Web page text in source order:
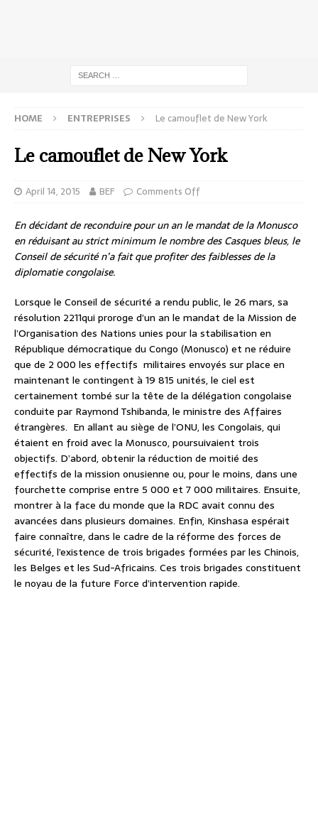
HOME ENTREPRISES Le camouflet de New York
Le camouflet de New York
April 14, 2015 BEF Comments Off
En décidant de reconduire pour un an le mandat de la Monusco
en réduisant au strict minimum le nombre des Casques bleus, le
Conseil de sécurité n’a fait que profiter des faiblesses de la
diplomatie congolaise.
Lorsque le Conseil de sécurité a rendu public, le 26 mars, sa
résolution 2211qui proroge d’un an le mandat de la Mission de
l’Organisation des Nations unies pour la stabilisation en
République démocratique du Congo (Monusco) et ne réduire
que de 2 000 les effectifs militaires envoyés sur place en
maintenant le contingent à 19 815 unités, le ciel est
certainement tombé sur la tête de la délégation congolaise
conduite par Raymond Tshibanda, le ministre des Affaires
étrangères. En allant au siège de l’ONU, les Congolais, qui
étaient en froid avec la Monusco, poursuivaient trois
objectifs. D’abord, obtenir la réduction de moitié des
effectifs de la mission onusienne ou, pour le moins, dans une
fourchette comprise entre 5 000 et 7 000 militaires. Ensuite,
montrer à la face du monde que la RDC avait connu des
avancées dans plusieurs domaines. Enfin, Kinshasa espérait
faire connaître, dans le cadre de la réforme des forces de
sécurité, l’existence de trois brigades formées par les Chinois,
les Belges et les Sud-Africains. Ces trois brigades constituent
le noyau de la future Force d’intervention rapide.